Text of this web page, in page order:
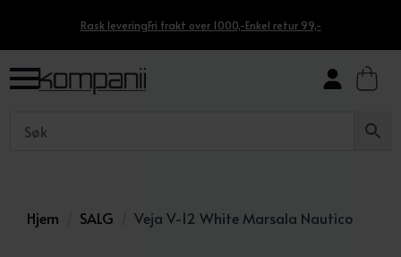
Rask leveringFri frakt over 1000,-Enkel retur 99,-
Hjem SALG Veja V-12 White Marsala Nautico